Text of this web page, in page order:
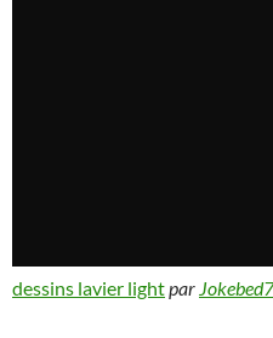
dessins lavier lightpar